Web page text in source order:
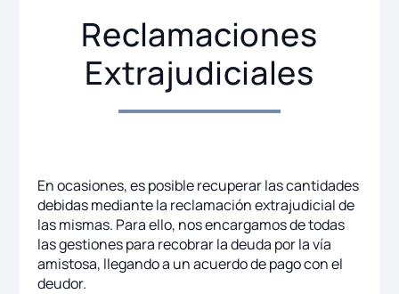
Reclamaciones
Extrajudiciales
En ocasiones, es posible recuperar las cantidades
debidas mediante la reclamación extrajudicial de
las mismas. Para ello, nos encargamos de todas
las gestiones para recobrar la deuda por la vía
amistosa, llegando a un acuerdo de pago con el
deudor.